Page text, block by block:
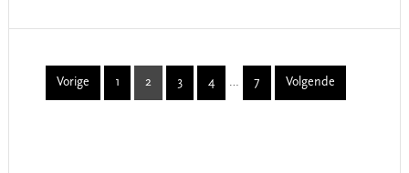
Vorige Page
1 Page
2 Page
3 Page
4
Interim
pages
… Page
7 Volgende